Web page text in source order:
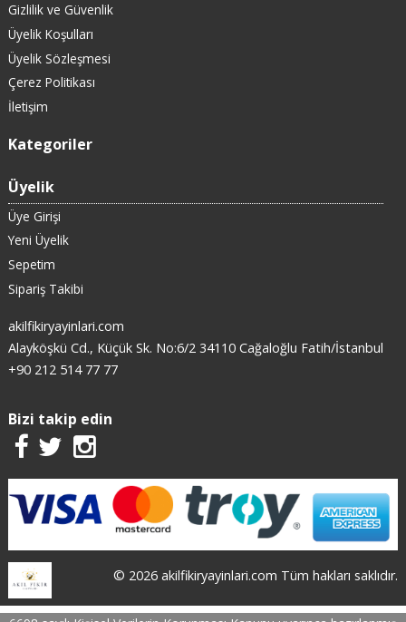
Gizlilik ve Güvenlik
Üyelik Koşulları
Üyelik Sözleşmesi
Çerez Politikası
İletişim
Kategoriler
Üyelik
Üye Girişi
Yeni Üyelik
Sepetim
Sipariş Takibi
akilfikiryayinlari.com
Alayköşkü Cd., Küçük Sk. No:6/2 34110 Cağaloğlu Fatih/İstanbul
+90 212 514 77 77
Bizi takip edin
© 2026 akilfikiryayinlari.com Tüm hakları saklıdır.